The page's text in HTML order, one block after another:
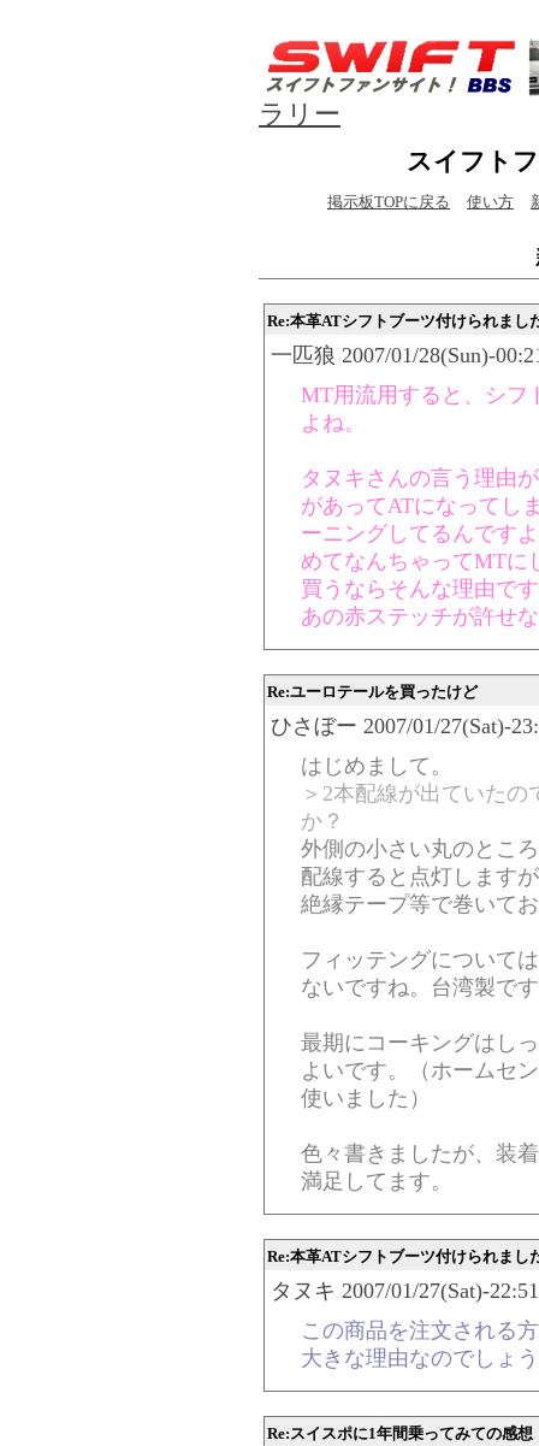
ラリー
スイフト
掲示板TOPに戻る 使い方
Re:本革ATシフトブーツ付けられまし
一匹狼 2007/01/28(Sun)-
MT用流用すると、シフ
よね。
タヌキさんの言う理由
があってATになってし
ーニングしてるんで
めてなんちゃってMTに
買うならそんな理由で
あの赤ステッチが許せ
Re:ユーロテールを買ったけど
ひさぼー 2007/01/27(Sat)-
はじめまして。
＞2本配線が出ていた
か？
外側の小さい丸のとこ
配線すると点灯します
絶縁テープ等で巻いて
フィッテングについて
ないですね。台湾製で
最期にコーキングはし
よいです。（ホームセ
使いました）
色々書きましたが、装
満足してます。
Re:本革ATシフトブーツ付けられまし
タヌキ 2007/01/27(Sat)-
この商品を注文される
大きな理由なのでしょ
Re:スイスポに1年間乗ってみての感想